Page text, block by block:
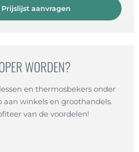
Prijslijst aanvragen
WORDEN?
en thermosbekers onder
winkels en groothandels.
van de voordelen!